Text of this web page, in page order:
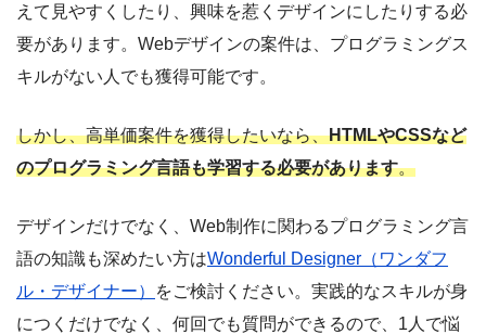
えて見やすくしたり、興味を惹くデザインにしたりする必
要があります。Webデザインの案件は、プログラミングス
キルがない人でも獲得可能です。
しかし、高単価案件を獲得したいなら、HTMLやCSSなど
のプログラミング言語も学習する必要があります。
デザインだけでなく、Web制作に関わるプログラミング言
語の知識も深めたい方はWonderful Designer（ワンダフ
ル・デザイナー）
をご検討ください。実践的なスキルが身
につくだけでなく、何回でも質問ができるので、1人で悩